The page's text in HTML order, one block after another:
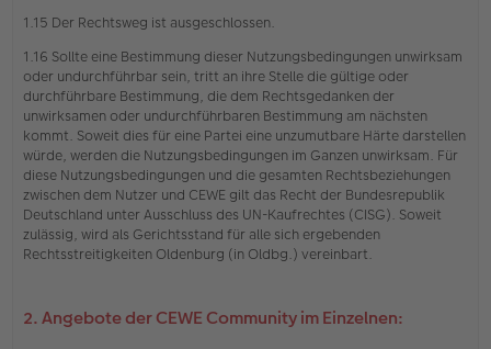
1.15 Der Rechtsweg ist ausgeschlossen.
1.16 Sollte eine Bestimmung dieser Nutzungsbedingungen unwirksam
oder undurchführbar sein, tritt an ihre Stelle die gültige oder
durchführbare Bestimmung, die dem Rechtsgedanken der
unwirksamen oder undurchführbaren Bestimmung am nächsten
kommt. Soweit dies für eine Partei eine unzumutbare Härte darstellen
würde, werden die Nutzungsbedingungen im Ganzen unwirksam. Für
diese Nutzungsbedingungen und die gesamten Rechtsbeziehungen
zwischen dem Nutzer und CEWE gilt das Recht der Bundesrepublik
Deutschland unter Ausschluss des UN-Kaufrechtes (CISG). Soweit
zulässig, wird als Gerichtsstand für alle sich ergebenden
Rechtsstreitigkeiten Oldenburg (in Oldbg.) vereinbart.
2. Angebote der CEWE Community im Einzelnen: